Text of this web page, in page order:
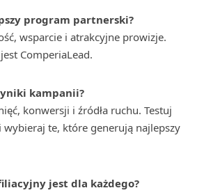
program partnerski?
wsparcie i atrakcyjne prowizje.
ComperiaLead.
kampanii?
konwersji i źródła ruchu. Testuj
te, które generują najlepszy
jest dla każdego?